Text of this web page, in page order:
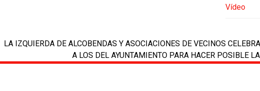
Vídeo
post:
LA IZQUIERDA DE ALCOBENDAS Y ASOCIACIONES DE VECINOS
A LOS DEL AYUNTAMIENTO PARA HACER POSIBLE